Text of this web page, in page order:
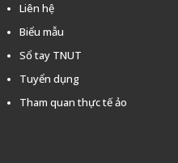
Liên hệ
Biểu mẫu
Sổ tay TNUT
Tuyển dụng
Tham quan thực tế ảo